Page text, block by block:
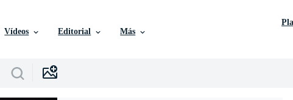
Vídeos Editorial Más